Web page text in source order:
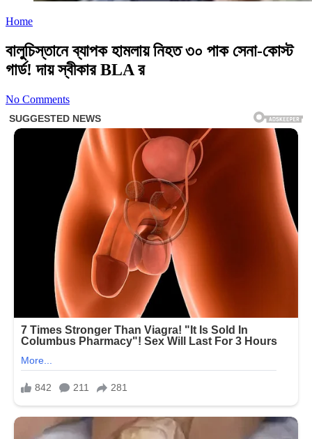
Home
বালুচিস্তানে ব্যাপক হামলায় নিহত ৩০ পাক সেনা-কোস্ট
গার্ড! দায় স্বীকার BLA র
No Comments